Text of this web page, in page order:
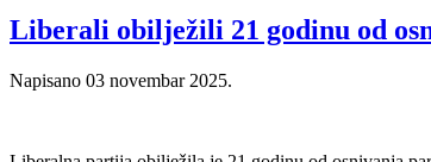
Liberali obilježili 21 godinu od
Napisano 03 novembar 2025.